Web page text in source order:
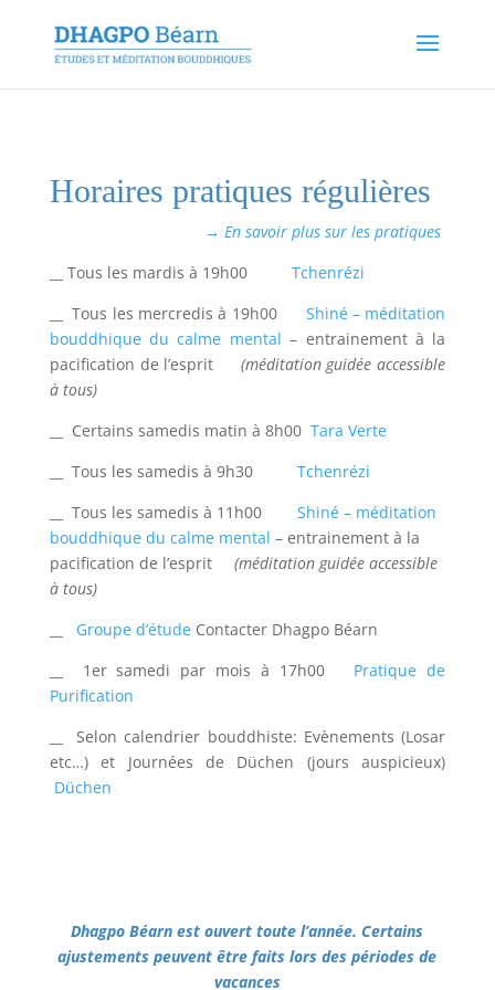
Horaires pratiques régulières
→ En savoir plus sur les pratiques
__ Tous les mardis à 19h00 Tchenrézi
__ Tous les mercredis à 19h00 Shiné – méditation
bouddhique du calme mental – entrainement à la
pacification de l’esprit (méditation guidée accessible
à tous)
__ Certains samedis matin à 8h00 Tara Verte
__ Tous les samedis à 9h30 Tchenrézi
Tous les samedis à 11h00 Shiné – méditation
bouddhique du calme mental – entrainement à la
pacification de l’esprit (méditation guidée accessible
à tous)
Groupe d’étudeContacter Dhagpo Béarn
__ 1er samedi par mois à 17h00 Pratique de
Purification
__ Selon calendrier bouddhiste: Evènements (Losar
etc…) et Journées de Düchen (jours auspicieux)
Düchen
Dhagpo Béarn est ouvert toute l’année. Certains
ajustements peuvent être faits lors des périodes de
vacances